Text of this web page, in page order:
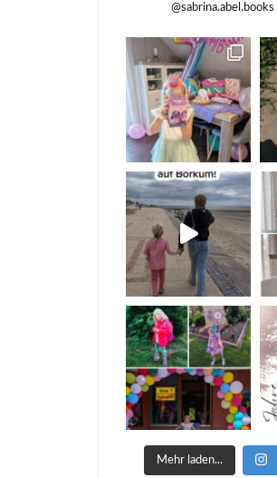
@sabrina.abel.books
Mehr laden...